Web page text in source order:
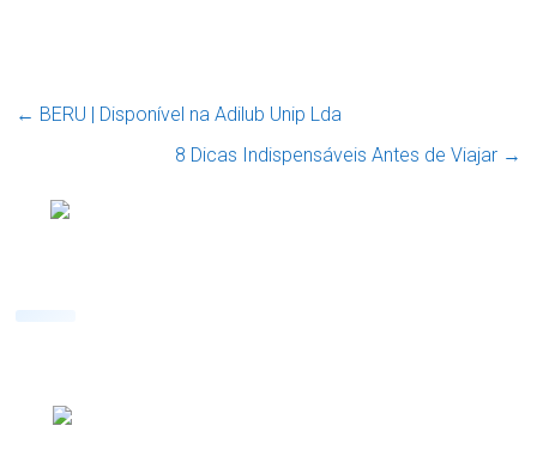
← BERU | Disponível na Adilub Unip Lda
8 Dicas Indispensáveis Antes de Viajar →